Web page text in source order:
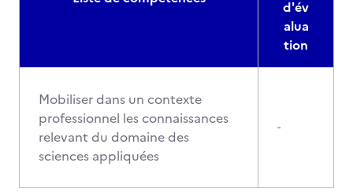
d'év
alua
tion
Mobiliser dans un contexte
professionnel les connaissances
relevant du domaine des
sciences appliquées
-